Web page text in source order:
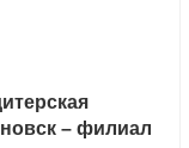
– филиал